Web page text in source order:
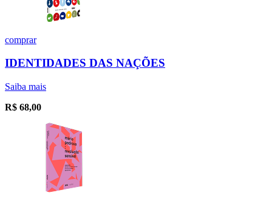
comprar
IDENTIDADES DAS NAÇÕES
Saiba mais
R$ 68,00